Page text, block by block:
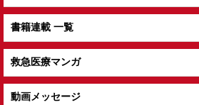
書籍連載 一覧
救急医療マンガ
動画メッセージ